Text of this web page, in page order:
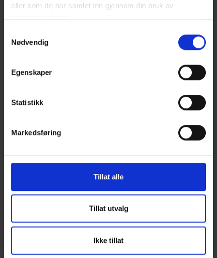
eller som de har samlet inn gjennom din bruk av
Nødvendig
Egenskaper
Statistikk
Markedsføring
Tillat alle
Tillat utvalg
Ikke tillat
Gratis, digital hyttekatalog
Bestill her